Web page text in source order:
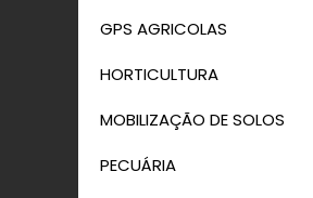
GPS AGRICOLAS
HORTICULTURA
MOBILIZAÇÃO DE SOLOS
PECUÁRIA